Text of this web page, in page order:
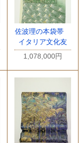
佐波理の本袋帯
イタリア文化友
1,078,000円